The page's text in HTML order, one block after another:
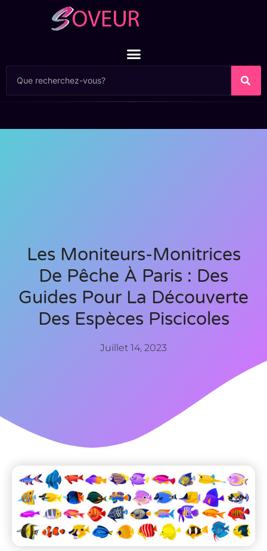
Les Moniteurs-Monitrices
De Pêche À Paris : Des
Guides Pour La Découverte
Des Espèces Piscicoles
Juillet 14, 2023